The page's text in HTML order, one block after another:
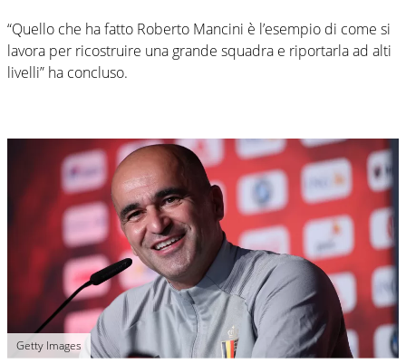
“Quello che ha fatto Roberto Mancini è l’esempio di come si
lavora per ricostruire una grande squadra e riportarla ad alti
livelli” ha concluso.
Getty Images